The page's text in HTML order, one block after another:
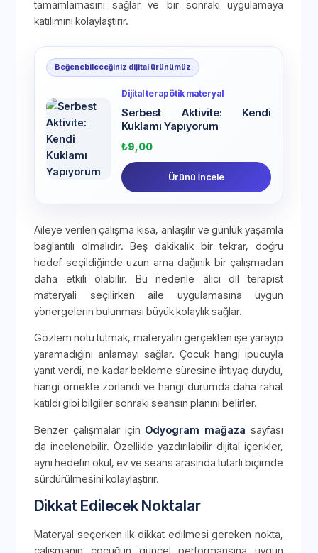
tamamlamasını sağlar ve bir sonraki uygulamaya
katılımını kolaylaştırır.
Beğenebileceğiniz dijital ürünümüz
Dijital terapötik materyal
Serbest Aktivite: Kendi
Kuklamı Yapıyorum
₺9,00
Ürünü İncele
Aileye verilen çalışma kısa, anlaşılır ve günlük yaşamla
bağlantılı olmalıdır. Beş dakikalık bir tekrar, doğru
hedef seçildiğinde uzun ama dağınık bir çalışmadan
daha etkili olabilir. Bu nedenle alıcı dil terapist
materyali seçilirken aile uygulamasına uygun
yönergelerin bulunması büyük kolaylık sağlar.
Gözlem notu tutmak, materyalin gerçekten işe yarayıp
yaramadığını anlamayı sağlar. Çocuk hangi ipucuyla
yanıt verdi, ne kadar bekleme süresine ihtiyaç duydu,
hangi örnekte zorlandı ve hangi durumda daha rahat
katıldı gibi bilgiler sonraki seansın planını belirler.
Benzer çalışmalar için Odyogram mağaza sayfası
da incelenebilir. Özellikle yazdırılabilir dijital içerikler,
aynı hedefin okul, ev ve seans arasında tutarlı biçimde
sürdürülmesini kolaylaştırır.
Dikkat Edilecek Noktalar
Materyal seçerken ilk dikkat edilmesi gereken nokta,
çalışmanın çocuğun güncel performansına uygun